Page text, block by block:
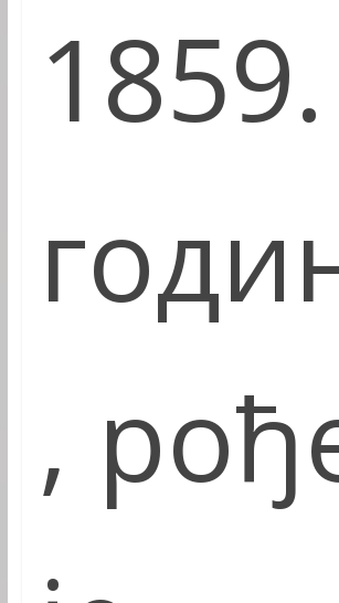
1859.
,